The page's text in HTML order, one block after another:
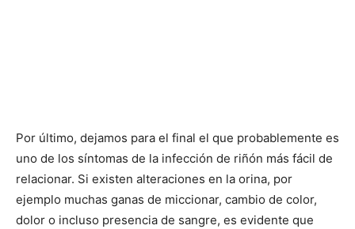
Por último, dejamos para el final el que probablemente es
uno de los síntomas de la infección de riñón más fácil de
relacionar. Si existen alteraciones en la orina, por
ejemplo muchas ganas de miccionar, cambio de color,
dolor o incluso presencia de sangre, es evidente que